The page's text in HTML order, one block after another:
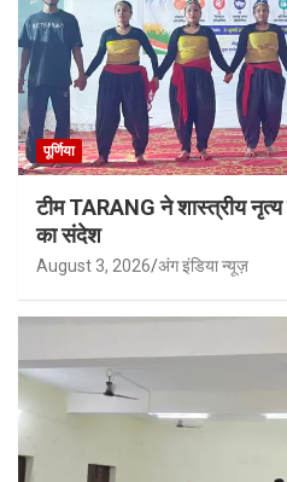
पूर्णिया
टीम TARANG ने शास्त्रीय नृत्य
का संदेश
August 3, 2026 अंग इंडिया न्यूज़